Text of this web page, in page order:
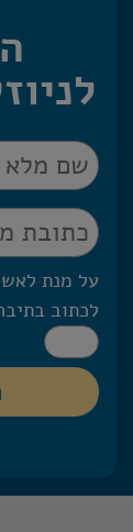
על מנת
לכתוב